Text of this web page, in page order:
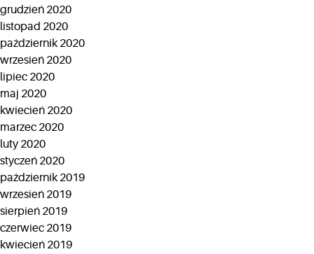
grudzień 2020
listopad 2020
październik 2020
wrzesień 2020
lipiec 2020
maj 2020
kwiecień 2020
marzec 2020
luty 2020
styczeń 2020
październik 2019
wrzesień 2019
sierpień 2019
czerwiec 2019
kwiecień 2019